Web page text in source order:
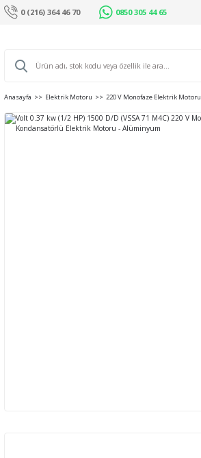
0 (216) 364 46 70 0850 305 44 65
Anasayfa Elektrik Motoru 220 V Monofaze Elektrik Motoru